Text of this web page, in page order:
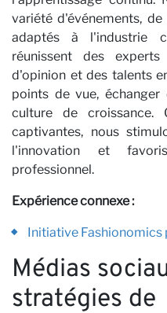
variété d'événements,
adaptés à l'industrie
réunissent des
d'opinion et des talents
points de vue,
culture de croissance.
captivantes, nous
l'innovation et
professionnel.
Expérience connexe :
Initiative Fashionomics
Médias
stratégies de